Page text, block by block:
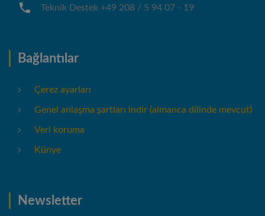
Teknik Destek +49 208 / 5 94 07 - 19
Bağlantılar
Çerez ayarları
Genel anlaşma şartları indir (almanca dilinde mevcut)
Veri koruma
Künye
Newsletter